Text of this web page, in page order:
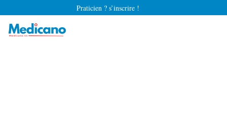
Praticien ? s’inscrire !